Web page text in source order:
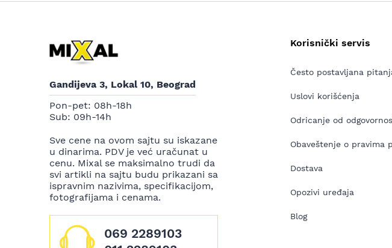
Gandijeva 3, Lokal 10, Beograd
Pon-pet: 08h-18h
Sub: 09h-14h
Sve cene na ovom sajtu su iskazane
u dinarima. PDV je već uračunat u
cenu. Mixal se maksimalno trudi da
svi artikli na sajtu budu prikazani sa
ispravnim nazivima, specifikacijom,
fotografijama i cenama.
069 2289103
Korisnički servis
Često postavljana
Uslovi korišćenja
Odricanje od
Obaveštenje o pravima
Dostava
Opozivi uređaja
Blog